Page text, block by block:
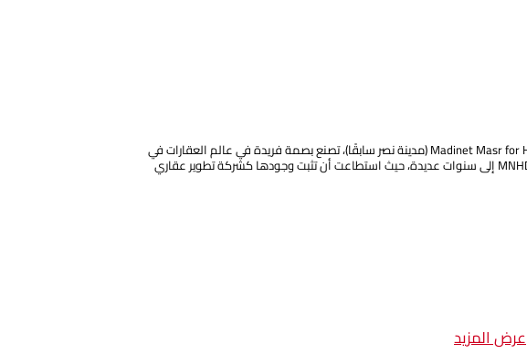
منذ تأسيسها، استطاعت شركة مدينة مصر للإسكان والتعمير Madinet Masr for Housing & Development (مدينة نصر سابقًا)، تصنع بصمة فريدة في عالم العقارات في
مصر، حيث تجمع بين التاريخ الطويل والالتزام الدائم بتقديم الجودة والتنوع. وتعود جذور MNHD إلى سنوات عديدة، حيث استطاعت أن تثبت وجودها كشركة تطوير عقاري
عرض المزيد